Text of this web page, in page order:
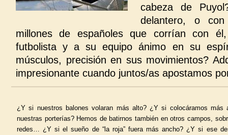
cabeza de
delantero, o
millones de españoles que corrían con
futbolista y a su equipo ánimo en su
músculos, precisión en sus movimientos?
impresionante cuando juntos/as apostamos
¿Y si nuestros balones volaran más alto? ¿Y si colocáramos más
nuestras porterías? Hemos de batirnos también en otros campos,
redes… ¿Y si el sueño de “la roja” fuera más ancho? ¿Y si ese